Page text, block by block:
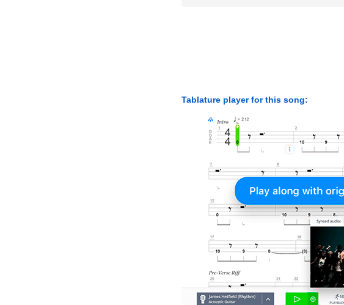
Tablature player for this song: